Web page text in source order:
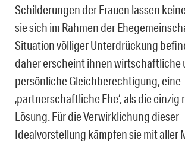
Schilderungen der Frauen lassen
sie sich im Rahmen der
Situation völliger Unterdrückung
daher erscheint ihnen wirtschaftliche
persönliche Gleichberechtigung, eine
‚partnerschaftliche Ehe‘, als die
Lösung. Für die Verwirklichung dieser
Idealvorstellung kämpfen sie mit aller